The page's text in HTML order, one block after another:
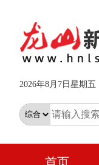
2026年8月7日星期五
首页